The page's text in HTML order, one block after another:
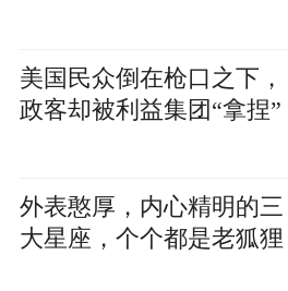
美国民众倒在枪口之下，
政客却被利益集团“拿捏”
外表憨厚，内心精明的三
大星座，个个都是老狐狸